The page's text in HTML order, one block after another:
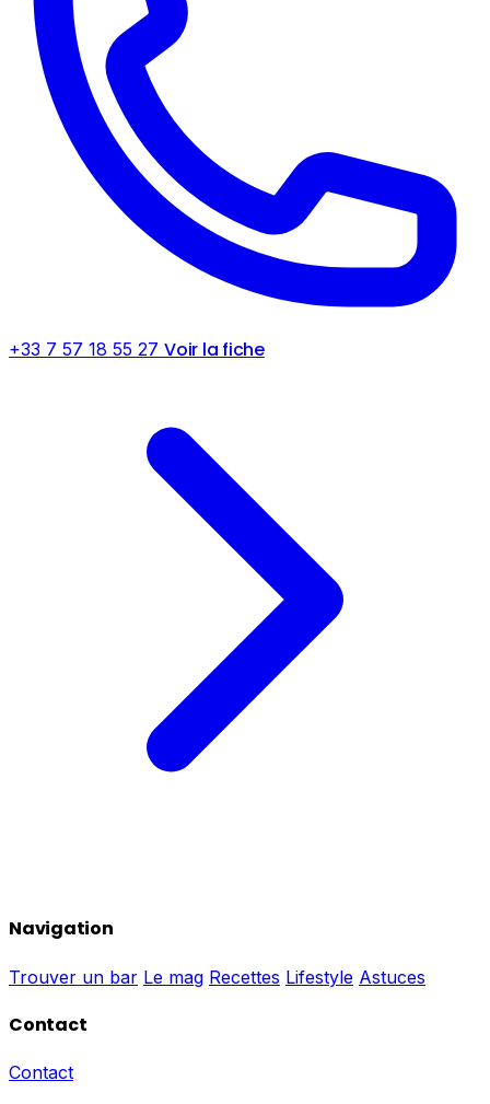
+33 7 57 18 55 27 Voir la fiche
Navigation
Trouver un bar Le mag Recettes Lifestyle Astuces
Contact
Contact